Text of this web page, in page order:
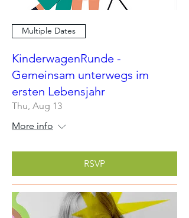
Multiple Dates
KinderwagenRunde -
Gemeinsam unterwegs im
ersten Lebensjahr
Thu, Aug 13
More info
RSVP